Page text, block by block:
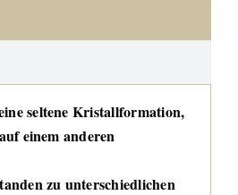
seltene Kristallformation,
einem anderen
zu unterschiedlichen